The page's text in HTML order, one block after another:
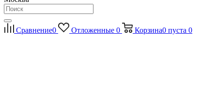
Сравнение0 Отложенные 0 Корзина0 пуста 0